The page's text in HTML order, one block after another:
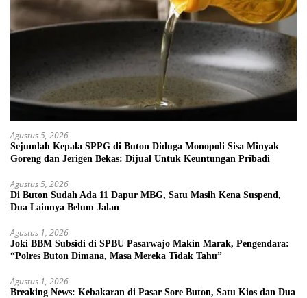
Agustus 5, 2026
Sejumlah Kepala SPPG di Buton Diduga Monopoli Sisa Minyak
Goreng dan Jerigen Bekas: Dijual Untuk Keuntungan Pribadi
Agustus 5, 2026
Di Buton Sudah Ada 11 Dapur MBG, Satu Masih Kena Suspend,
Dua Lainnya Belum Jalan
Agustus 1, 2026
Joki BBM Subsidi di SPBU Pasarwajo Makin Marak, Pengendara:
“Polres Buton Dimana, Masa Mereka Tidak Tahu”
Agustus 1, 2026
Breaking News: Kebakaran di Pasar Sore Buton, Satu Kios dan Dua